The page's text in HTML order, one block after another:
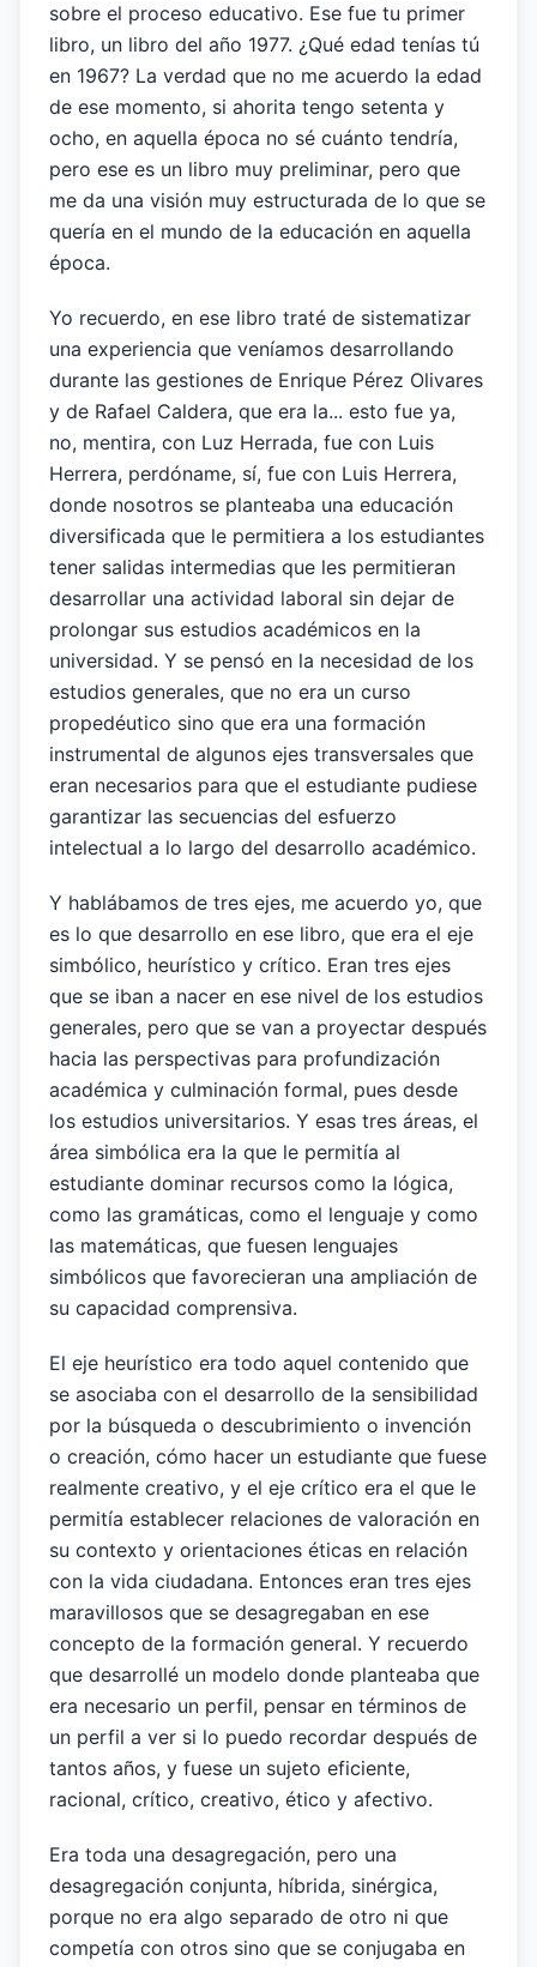
sobre el proceso educativo. Ese fue tu primer
libro, un libro del año 1977. ¿Qué edad tenías tú
en 1967? La verdad que no me acuerdo la edad
de ese momento, si ahorita tengo setenta y
ocho, en aquella época no sé cuánto tendría,
pero ese es un libro muy preliminar, pero que
me da una visión muy estructurada de lo que se
quería en el mundo de la educación en aquella
época.
Yo recuerdo, en ese libro traté de sistematizar
una experiencia que veníamos desarrollando
durante las gestiones de Enrique Pérez Olivares
y de Rafael Caldera, que era la... esto fue ya,
no, mentira, con Luz Herrada, fue con Luis
Herrera, perdóname, sí, fue con Luis Herrera,
donde nosotros se planteaba una educación
diversificada que le permitiera a los estudiantes
tener salidas intermedias que les permitieran
desarrollar una actividad laboral sin dejar de
prolongar sus estudios académicos en la
universidad. Y se pensó en la necesidad de los
estudios generales, que no era un curso
propedéutico sino que era una formación
instrumental de algunos ejes transversales que
eran necesarios para que el estudiante pudiese
garantizar las secuencias del esfuerzo
intelectual a lo largo del desarrollo académico.
Y hablábamos de tres ejes, me acuerdo yo, que
es lo que desarrollo en ese libro, que era el eje
simbólico, heurístico y crítico. Eran tres ejes
que se iban a nacer en ese nivel de los estudios
generales, pero que se van a proyectar después
hacia las perspectivas para profundización
académica y culminación formal, pues desde
los estudios universitarios. Y esas tres áreas, el
área simbólica era la que le permitía al
estudiante dominar recursos como la lógica,
como las gramáticas, como el lenguaje y como
las matemáticas, que fuesen lenguajes
simbólicos que favorecieran una ampliación de
su capacidad comprensiva.
El eje heurístico era todo aquel contenido que
se asociaba con el desarrollo de la sensibilidad
por la búsqueda o descubrimiento o invención
o creación, cómo hacer un estudiante que fuese
realmente creativo, y el eje crítico era el que le
permitía establecer relaciones de valoración en
su contexto y orientaciones éticas en relación
con la vida ciudadana. Entonces eran tres ejes
maravillosos que se desagregaban en ese
concepto de la formación general. Y recuerdo
que desarrollé un modelo donde planteaba que
era necesario un perfil, pensar en términos de
un perfil a ver si lo puedo recordar después de
tantos años, y fuese un sujeto eficiente,
racional, crítico, creativo, ético y afectivo.
Era toda una desagregación, pero una
desagregación conjunta, híbrida, sinérgica,
porque no era algo separado de otro ni que
competía con otros sino que se conjugaba en